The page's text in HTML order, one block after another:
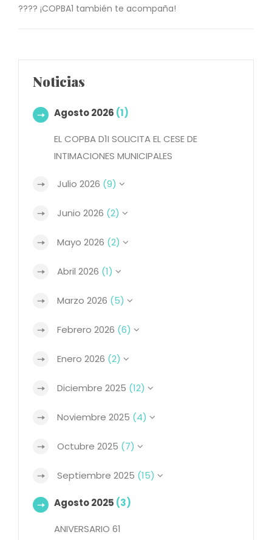
???? ¡COPBA1 también te acompaña!
Noticias
Agosto 2026 (1)
EL COPBA D1I SOLICITA EL CESE DE
INTIMACIONES MUNICIPALES
Julio 2026 (9)
Junio 2026 (2)
Mayo 2026 (2)
Abril 2026 (1)
Marzo 2026 (5)
Febrero 2026 (6)
Enero 2026 (2)
Diciembre 2025 (12)
Noviembre 2025 (4)
Octubre 2025 (7)
Septiembre 2025 (15)
Agosto 2025 (3)
ANIVERSARIO 61